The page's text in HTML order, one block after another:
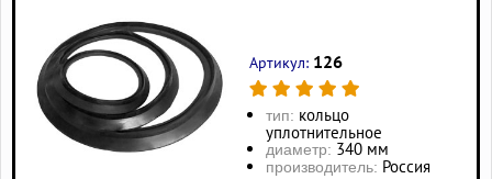
Артикул: 126
тип: кольцо
уплотнительное
диаметр: 340 мм
производитель: Россия